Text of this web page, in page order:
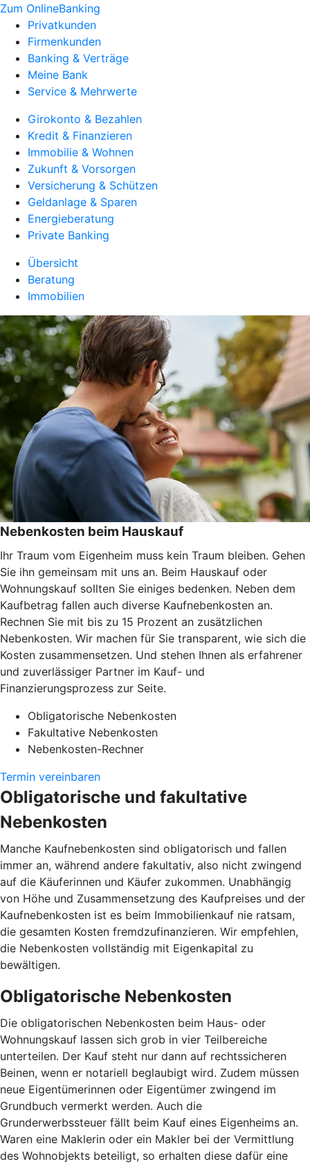
Zum OnlineBanking
Privatkunden
Firmenkunden
Banking & Verträge
Meine Bank
Service & Mehrwerte
Girokonto & Bezahlen
Kredit & Finanzieren
Immobilie & Wohnen
Zukunft & Vorsorgen
Versicherung & Schützen
Geldanlage & Sparen
Energieberatung
Private Banking
Übersicht
Beratung
Immobilien
Nebenkosten beim Hauskauf
Ihr Traum vom Eigenheim muss kein Traum bleiben. Gehen
Sie ihn gemeinsam mit uns an. Beim Hauskauf oder
Wohnungskauf sollten Sie einiges bedenken. Neben dem
Kaufbetrag fallen auch diverse Kaufnebenkosten an.
Rechnen Sie mit bis zu 15 Prozent an zusätzlichen
Nebenkosten. Wir machen für Sie transparent, wie sich die
Kosten zusammensetzen. Und stehen Ihnen als erfahrener
und zuverlässiger Partner im Kauf- und
Finanzierungsprozess zur Seite.
Obligatorische Nebenkosten
Fakultative Nebenkosten
Nebenkosten-Rechner
Termin vereinbaren
Obligatorische und fakultative
Nebenkosten
Manche Kaufnebenkosten sind obligatorisch und fallen
immer an, während andere fakultativ, also nicht zwingend
auf die Käuferinnen und Käufer zukommen. Unabhängig
von Höhe und Zusammensetzung des Kaufpreises und der
Kaufnebenkosten ist es beim Immobilienkauf nie ratsam,
die gesamten Kosten fremdzufinanzieren. Wir empfehlen,
die Nebenkosten vollständig mit Eigenkapital zu
bewältigen.
Obligatorische Nebenkosten
Die obligatorischen Nebenkosten beim Haus- oder
Wohnungskauf lassen sich grob in vier Teilbereiche
unterteilen. Der Kauf steht nur dann auf rechtssicheren
Beinen, wenn er notariell beglaubigt wird. Zudem müssen
neue Eigentümerinnen oder Eigentümer zwingend im
Grundbuch vermerkt werden. Auch die
Grunderwerbssteuer fällt beim Kauf eines Eigenheims an.
Waren eine Maklerin oder ein Makler bei der Vermittlung
des Wohnobjekts beteiligt, so erhalten diese dafür eine